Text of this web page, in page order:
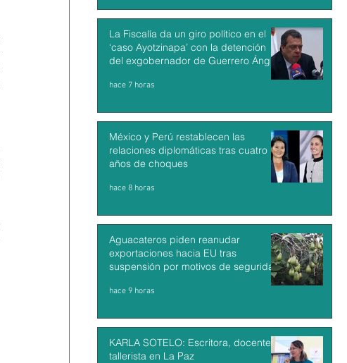
La Fiscalía da un giro político en el
‘caso Ayotzinapa’ con la detención
del exgobernador de Guerrero Ángel
hace 7 horas
México y Perú restablecen las
relaciones diplomáticas tras cuatro
años de choques
hace 8 horas
Aguacateros piden reanudar
exportaciones hacia EU tras
suspensión por motivos de seguridad
hace 9 horas
KARLA SOTELO: Escritora, docente y
tallerista en La Paz